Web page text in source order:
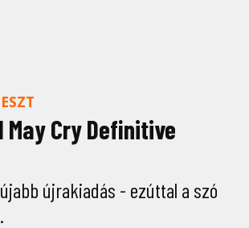
May Cry Definitive
újrakiadás - ezúttal a szó